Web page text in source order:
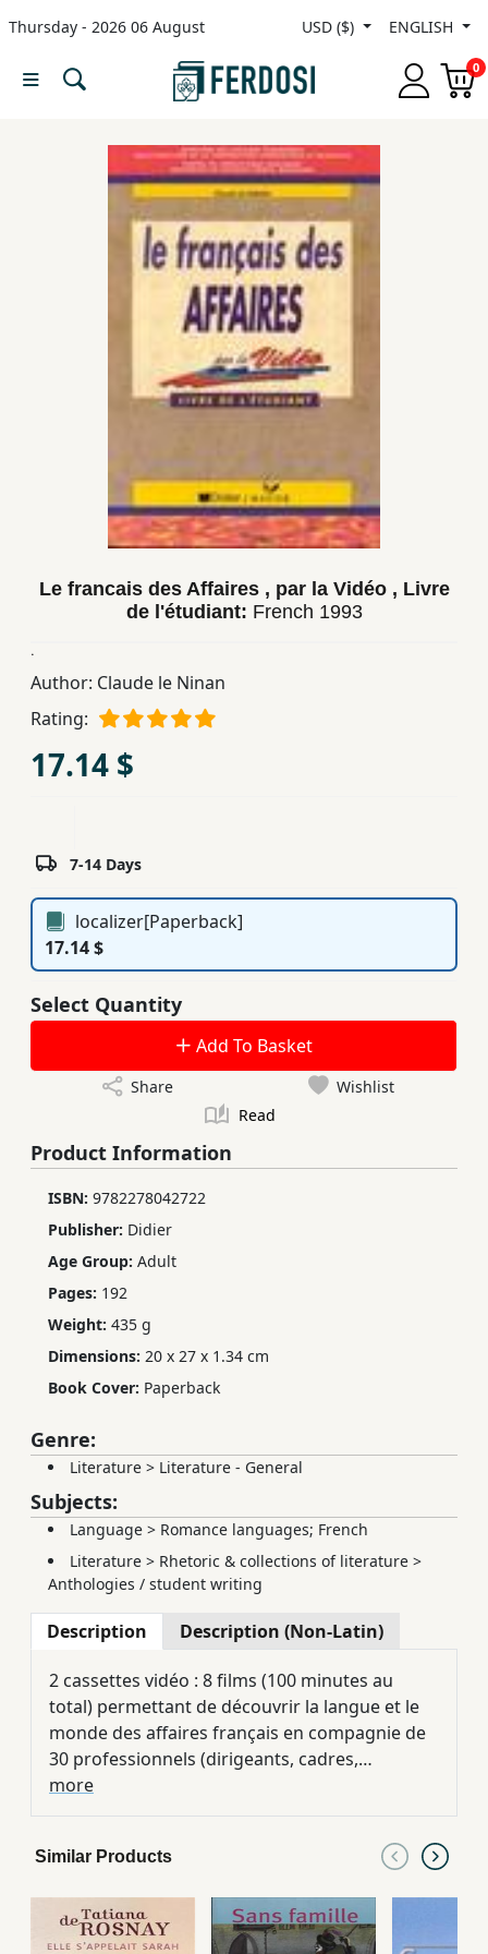
Thursday - 2026 06 August USD ($) ENGLISH
0
Menu
languages
YA
Educational
Books
Ferdosi
Publishing
Services
Le francais des Affaires , par la Vidéo , Livre
de l'étudiant: French 1993
.
Author: Claude le Ninan
Rating:
17.14 $
7-14 Days
localizer[Paperback]
17.14 $
Select Quantity
Add To Basket
Share
Wishlist
Read
Product Information
ISBN: 9782278042722
Publisher: Didier
Age Group: Adult
Pages: 192
Weight: 435 g
Dimensions: 20 x 27 x 1.34 cm
Book Cover: Paperback
Genre:
Literature > Literature - General
Subjects:
Language > Romance languages; French
Literature > Rhetoric & collections of literature >
Anthologies / student writing
Description Description (Non-Latin)
2 cassettes vidéo : 8 films (100 minutes au
total) permettant de découvrir la langue et le
monde des affaires français en compagnie de
30 professionnels (dirigeants, cadres,
employés) présentés dans leur environnement
habituel : l'entreprise ; * une composition
exploitation souple, en classe ou en autonomie
proposées pour chaque séquence : repérage,
compréhension, exploitation, communication ;
more
Similar Products